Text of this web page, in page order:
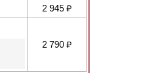
2 945 ₽
2 790 ₽